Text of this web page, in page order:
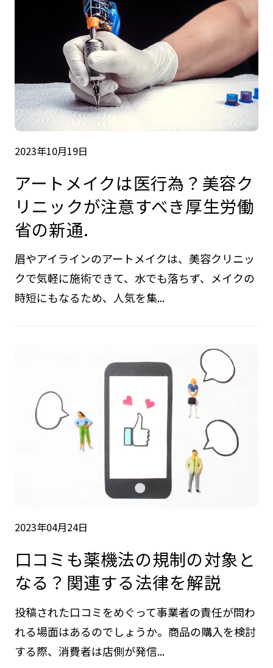
2023年10月19日
アートメイクは医行為？美容ク
リニックが注意すべき厚生労働
省の新通.
眉やアイラインのアートメイクは、美容クリニッ
クで気軽に施術できて、水でも落ちず、メイクの
時短にもなるため、人気を集...
2023年04月24日
口コミも薬機法の規制の対象と
なる？関連する法律を解説
投稿された口コミをめぐって事業者の責任が問わ
れる場面はあるのでしょうか。商品の購入を検討
する際、消費者は店側が発信...